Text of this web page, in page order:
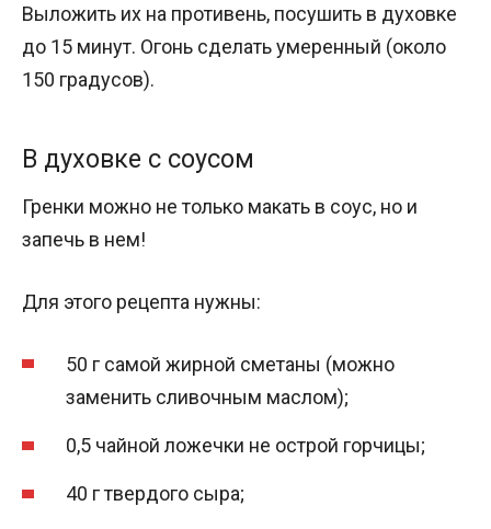
Выложить их на противень, посушить в духовке
до 15 минут. Огонь сделать умеренный (около
150 градусов).
В духовке с соусом
Гренки можно не только макать в соус, но и
запечь в нем!
Для этого рецепта нужны:
50 г самой жирной сметаны (можно
заменить сливочным маслом);
0,5 чайной ложечки не острой горчицы;
40 г твердого сыра;